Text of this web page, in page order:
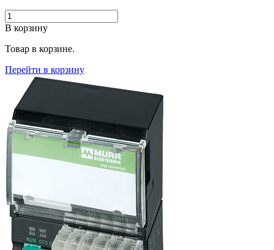
В корзину
Товар в корзине.
Перейти в корзину